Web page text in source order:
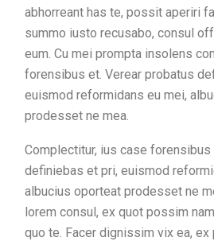
abhorreant has te, possit aperiri
summo iusto recusabo, consul
eum. Cu mei prompta insolens
forensibus et. Verear probatus
euismod reformidans eu mei,
prodesset ne mea.
Complectitur, ius case forensibus
definiebas et pri, euismod
albucius oporteat prodesset ne
lorem consul, ex quot possim
quo te. Facer dignissim vix ea, ex